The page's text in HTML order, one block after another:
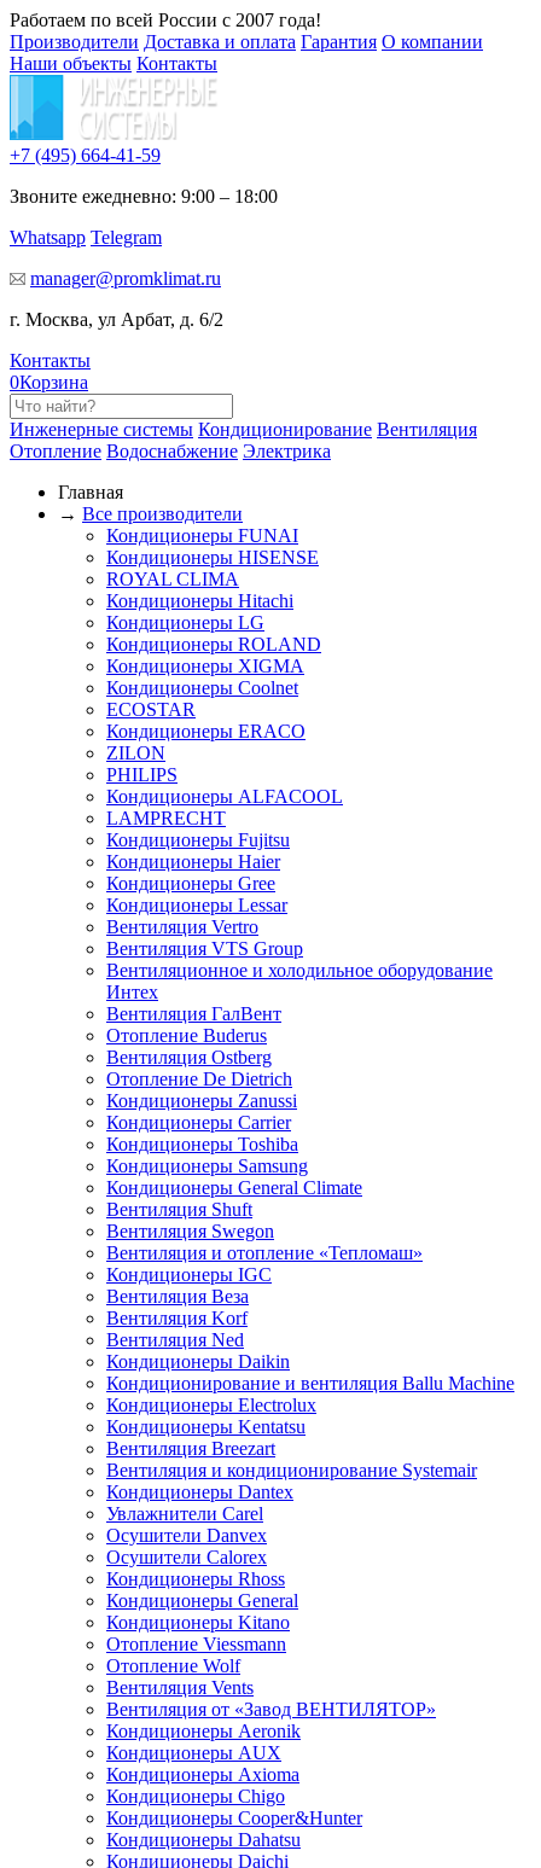
Работаем по всей России с 2007 года!
Производители Доставка и оплата Гарантия О компании
Наши объекты Контакты
+7 (495) 664-41-59
Звоните ежедневно: 9:00 – 18:00
Whatsapp Telegram
manager@promklimat.ru
г. Москва, ул Арбат, д. 6/2
Контакты
0Корзина
Инженерные системы Кондиционирование Вентиляция
Отопление Водоснабжение Электрика
Главная
→ Все производители
Кондиционеры FUNAI
Кондиционеры HISENSE
ROYAL CLIMA
Кондиционеры Hitachi
Кондиционеры LG
Кондиционеры ROLAND
Кондиционеры XIGMA
Кондиционеры Coolnet
ECOSTAR
Кондиционеры ERACO
ZILON
PHILIPS
Кондиционеры ALFACOOL
LAMPRECHT
Кондиционеры Fujitsu
Кондиционеры Haier
Кондиционеры Gree
Кондиционеры Lessar
Вентиляция Vertro
Вентиляция VTS Group
Вентиляционное и холодильное оборудование
Интех
Вентиляция ГалВент
Отопление Buderus
Вентиляция Ostberg
Отопление De Dietrich
Кондиционеры Zanussi
Кондиционеры Carrier
Кондиционеры Toshiba
Кондиционеры Samsung
Кондиционеры General Climate
Вентиляция Shuft
Вентиляция Swegon
Вентиляция и отопление «Тепломаш»
Кондиционеры IGC
Вентиляция Веза
Вентиляция Korf
Вентиляция Ned
Кондиционеры Daikin
Кондиционирование и вентиляция Ballu Machine
Кондиционеры Electrolux
Кондиционеры Kentatsu
Вентиляция Breezart
Вентиляция и кондиционирование Systemair
Кондиционеры Dantex
Увлажнители Carel
Осушители Danvex
Осушители Calorex
Кондиционеры Rhoss
Кондиционеры General
Кондиционеры Kitano
Отопление Viessmann
Отопление Wolf
Вентиляция Vents
Вентиляция от «Завод ВЕНТИЛЯТОР»
Кондиционеры Aeronik
Кондиционеры AUX
Кондиционеры Axioma
Кондиционеры Chigo
Кондиционеры Cooper&Hunter
Кондиционеры Dahatsu
Кондиционеры Daichi